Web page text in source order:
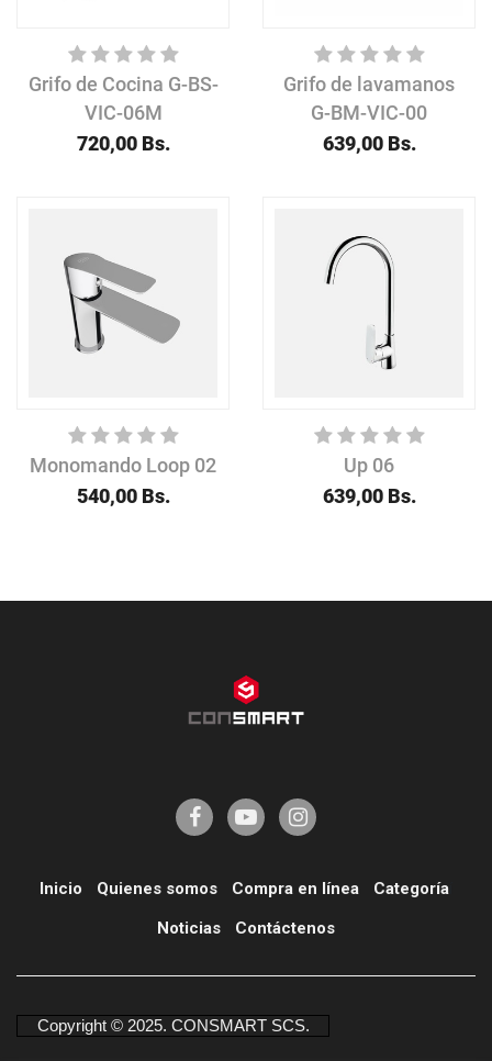
Grifo de Cocina G-BS-
VIC-06M
720,00Bs.
Grifo de lavamanos
G-BM-VIC-00
639,00Bs.
Monomando Loop 02
540,00Bs.
Up 06
639,00Bs.
Inicio Quienes somos Compra en línea Categoría
Noticias Contáctenos
Copyright © 2025. CONSMART SCS.